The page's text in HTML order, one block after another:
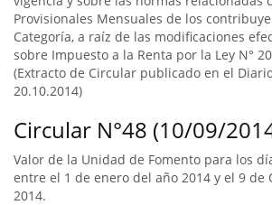
Provisionales Mensuales de los
Categoría, a raíz de las modificaciones
sobre Impuesto a la Renta por la Ley N°
(Extracto de Circular publicado en el
20.10.2014)
Circular N°48 (10/09/
Valor de la Unidad de Fomento para los
entre el 1 de enero del año 2014 y el 9 de
2014.